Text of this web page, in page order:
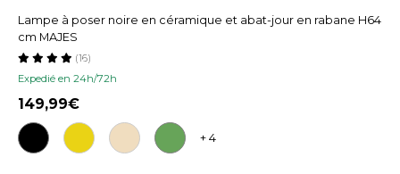
Lampe à poser noire en céramique et abat-jour en rabane H64
cm MAJES
Expedié en 24h/72h
(16)
149,99
+ 4